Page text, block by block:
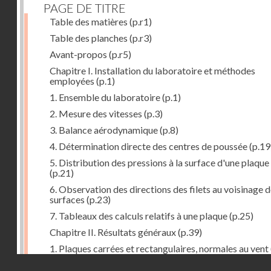
PAGE DE TITRE
Table des matières (p.r1)
Table des planches (p.r3)
Avant-propos (p.r5)
Chapitre I. Installation du laboratoire et méthodes
employées (p.1)
1. Ensemble du laboratoire(p.1)
2. Mesure des vitesses (p.3)
3. Balance aérodynamique(p.8)
4. Détermination directe des centres de poussée
5. Distribution des pressions à la surface d'une plaque
(p.21)
6. Observation des directions des filets au voisinage
surfaces (p.23)
7. Tableaux des calculs relatifs à une plaque(p.25)
Chapitre II. Résultats généraux(p.39)
1. Plaques carrées et rectangulaires, normales au vent